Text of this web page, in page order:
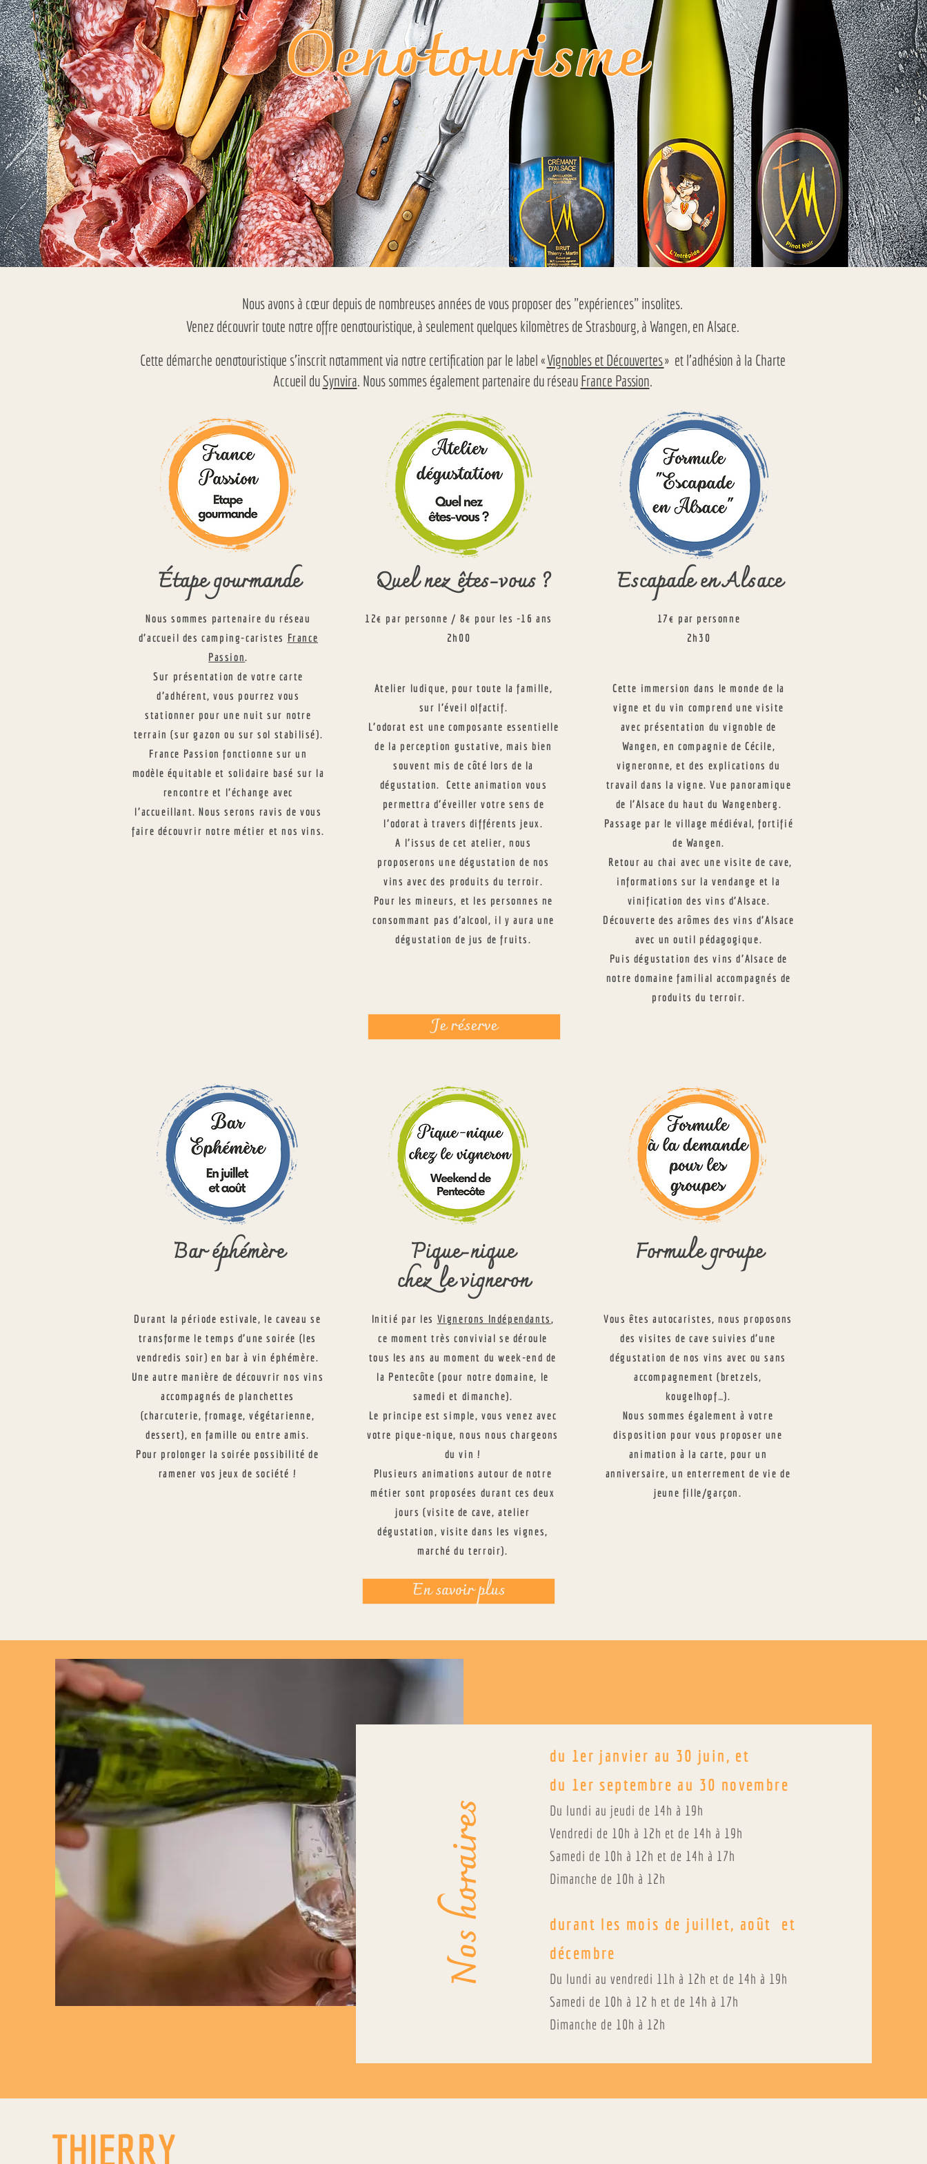
Oenotourisme
Nous avons à cœur depuis de nombreuses années de vous proposer des "expériences" insolites.
Venez découvrir toute notre offre oenotouristique, à seulement quelques kilomètres de Strasbourg, à Wangen, en Alsace.
Cette démarche oenotouristique s'inscrit notamment via notre certification par le label «Vignobles et Découvertes» et l’adhésion à la Charte
Accueil duSynvira. Nous sommes également partenaire du réseau France Passion.
Étape gourmande
Nous sommes partenaire du réseau
d’accueil des camping-caristes France
Passion.
Sur présentation de votre carte
d’adhérent, vous pourrez vous
stationner pour une nuit sur notre
terrain (sur gazon ou sur sol stabilisé).
France Passion fonctionne sur un
modèle équitable et solidaire basé sur la
rencontre et l’échange avec
l’accueillant. Nous serons ravis de vous
faire découvrir notre métier et nos vins.
Quel nez êtes-vous ?
12€ par personne / 8€ pour les -16 ans
2h00
Atelier ludique, pour toute la famille,
sur l’éveil olfactif.
L’odorat est une composante essentielle
de la perception gustative, mais bien
souvent mis de côté lors de la
dégustation. Cette animation vous
permettra d’éveiller votre sens de
l’odorat à travers différents jeux.
A l’issus de cet atelier, nous
proposerons une dégustation de nos
vins avec des produits du terroir.
Pour les mineurs, et les personnes ne
consommant pas d’alcool, il y aura une
dégustation de jus de fruits.
Escapade en Alsace
17€ par personne
2h30
Cette immersion dans le monde de la
vigne et du vin comprend une visite
avec présentation du vignoble de
Wangen, en compagnie de Cécile,
vigneronne, et des explications du
travail dans la vigne. Vue panoramique
de l’Alsace du haut du Wangenberg.
Passage par le village médiéval, fortifié
de Wangen.
Retour au chai avec une visite de cave,
informations sur la vendange et la
vinification des vins d’Alsace.
Découverte des arômes des vins d’Alsace
avec un outil pédagogique.
Puis dégustation des vins d’Alsace de
notre domaine familial accompagnés de
produits du terroir.
Je réserve
Bar éphémère Pique-nique
chez le vigneron
Formule groupe
Durant la période estivale, le caveau se
transforme le temps d’une soirée (les
vendredis soir) en bar à vin éphémère.
Une autre manière de découvrir nos vins
accompagnés de planchettes
(charcuterie, fromage, végétarienne,
dessert), en famille ou entre amis.
Pour prolonger la soirée possibilité de
ramener vos jeux de société !
Initié par les Vignerons Indépendants,
ce moment très convivial se déroule
tous les ans au moment du week-end de
la Pentecôte (pour notre domaine, le
samedi et dimanche).
Le principe est simple, vous venez avec
votre pique-nique, nous nous chargeons
du vin !
Plusieurs animations autour de notre
métier sont proposées durant ces deux
jours (visite de cave, atelier
dégustation, visite dans les vignes,
marché du terroir).
Vous êtes autocaristes, nous proposons
des visites de cave suivies d’une
dégustation de nos vins avec ou sans
accompagnement (bretzels,
kougelhopf…).
Nous sommes également à votre
disposition pour vous proposer une
animation à la carte, pour un
anniversaire, un enterrement de vie de
jeune fille/garçon.
En savoir plus
du 1er janvier au 30 juin, et
du 1er septembre au 30 novembre
Du lundi au jeudi de 14h à 19h
Vendredi de 10h à 12h et de 14h à 19h
Samedi de 10h à 12h et de 14h à 17h
Dimanche de 10h à 12h
durant les mois de juillet, août et
décembre
Nos horaires
Du lundi au vendredi 11h à 12h et de 14h à 19h
Samedi de 10h à 12 h et de 14h à 17h
Dimanche de 10h à 12h